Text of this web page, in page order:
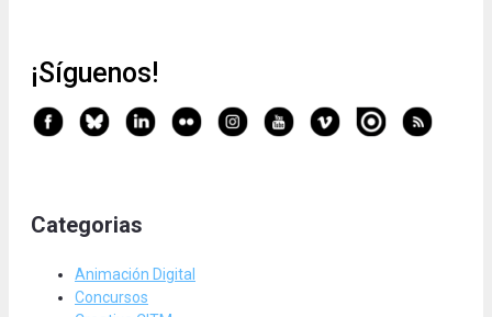
¡Síguenos!
Categorias
Animación Digital
Concursos